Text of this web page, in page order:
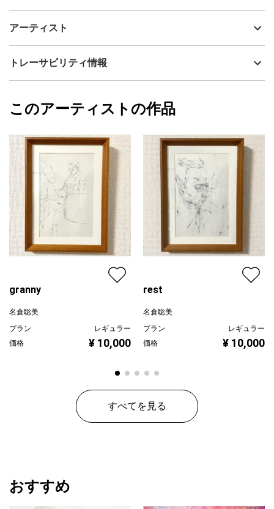
制作年
技法
クレヨン・鉛筆・ペン
カラー
ホワイト
ジャンル
その他ジャンル
配送目安
二週間以内
アーティスト
名倉聡美
フォローする
トレーサビリティ情報
名倉聡美
このアーティストの作品
granny
名倉聡美
プラン
レギュラー
価格
¥ 10,000
rest
名倉聡美
プラン
レギュラー
価格
¥ 10,000
すべてを見る
おすすめ